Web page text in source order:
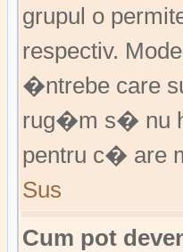
grupul o
respectiv.
�ntrebe care
rug�m s� nu
pentru c� are
Sus
Cum pot